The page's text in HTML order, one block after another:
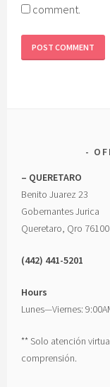
comment.
– QUERETARO
Benito Juarez 23
Gobernantes Jurica
Queretaro, Qro 76100
(442) 441-5201
Hours
Lunes—Viernes:
** Solo atención
comprensión.